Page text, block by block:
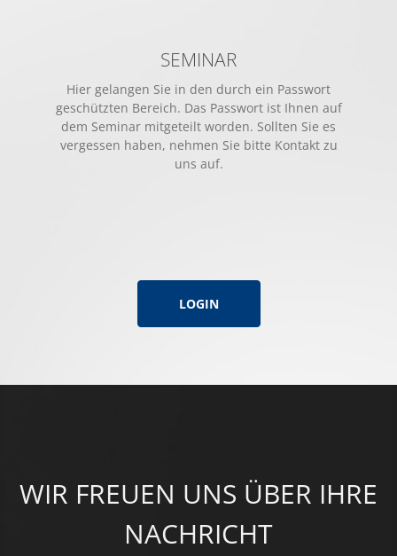
SEMINAR
Hier gelangen Sie in den durch ein Passwort
geschützten Bereich. Das Passwort ist Ihnen auf
dem Seminar mitgeteilt worden. Sollten Sie es
vergessen haben, nehmen Sie bitte Kontakt zu
uns auf.
LOGIN
WIR FREUEN UNS ÜBER IHRE
NACHRICHT